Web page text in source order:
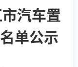
汽车置
单公示